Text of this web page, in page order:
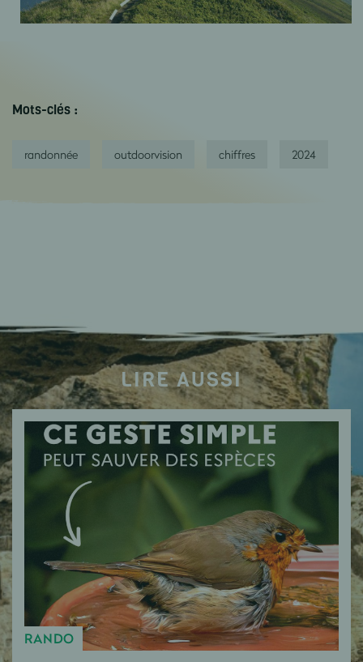
Mots-clés :
randonnée outdoorvision chiffres 2024
LIRE AUSSI
RANDO